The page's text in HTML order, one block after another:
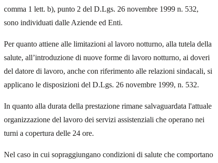
comma 1 lett. b), punto 2 del D.Lgs. 26 novembre 1999 n. 532,
sono individuati dalle Aziende ed Enti.
Per quanto attiene alle limitazioni al lavoro notturno, alla tutela della
salute, all’introduzione di nuove forme di lavoro notturno, ai doveri
del datore di lavoro, anche con riferimento alle relazioni sindacali, si
applicano le disposizioni del D.Lgs. 26 novembre 1999, n. 532.
In quanto alla durata della prestazione rimane salvaguardata l'attuale
organizzazione del lavoro dei servizi assistenziali che operano nei
turni a copertura delle 24 ore.
Nel caso in cui sopraggiungano condizioni di salute che comportano